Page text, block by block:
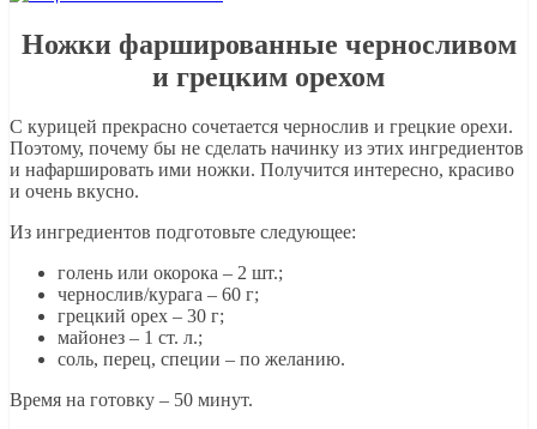
Ножки фаршированные черносливом
и грецким орехом
С курицей прекрасно сочетается чернослив и грецкие орехи.
Поэтому, почему бы не сделать начинку из этих ингредиентов
и нафаршировать ими ножки. Получится интересно, красиво
и очень вкусно.
Из ингредиентов подготовьте следующее:
голень или окорока – 2 шт.;
чернослив/курага – 60 г;
грецкий орех – 30 г;
майонез – 1 ст. л.;
соль, перец, специи – по желанию.
Время на готовку – 50 минут.